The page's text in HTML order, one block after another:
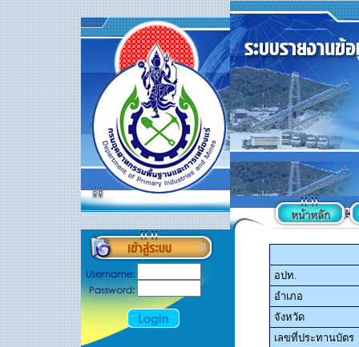
อปท.
อำเภอ
จังหวัด
เลขที่ประทานบัตร